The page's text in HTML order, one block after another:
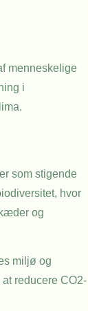
menneskelige
i
som stigende
hvor
og
miljø og
reducere CO2-